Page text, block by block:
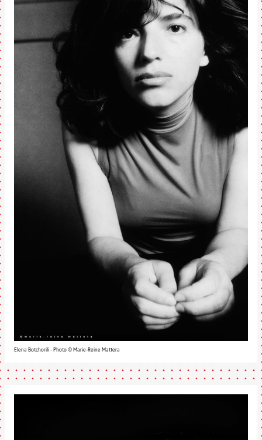
Elena Botchorili - Photo © Marie-Reine Mattera